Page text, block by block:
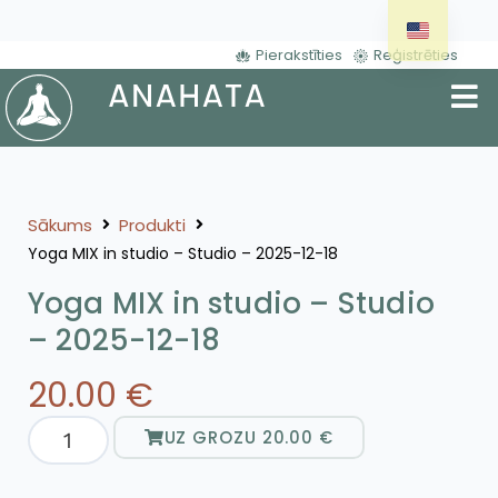
Pierakstīties Reģistrēties
Sākums Produkti
Yoga MIX in studio – Studio – 2025-12-18
Yoga MIX in studio – Studio
– 2025-12-18
20.00 €
UZ GROZU 20.00 €